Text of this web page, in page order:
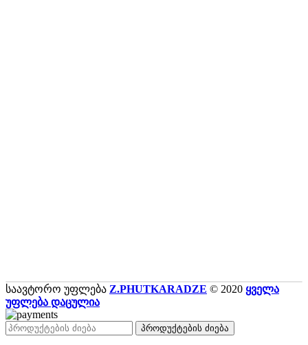
საავტორო უფლება Z.PHUTKARADZE © 2020 ყველა
უფლება დაცულია
პროდუქტების ძიება